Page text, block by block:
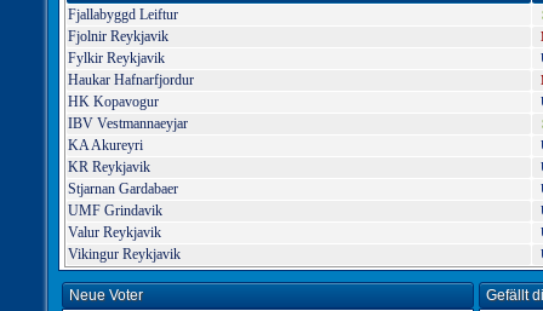
Fjallabyggd Leiftur
Fjolnir Reykjavik
Fylkir Reykjavik
Haukar Hafnarfjordur
HK Kopavogur
IBV Vestmannaeyjar
KA Akureyri
KR Reykjavik
Stjarnan Gardabaer
UMF Grindavik
Valur Reykjavik
Vikingur Reykjavik
Neue Voter
Gefällt